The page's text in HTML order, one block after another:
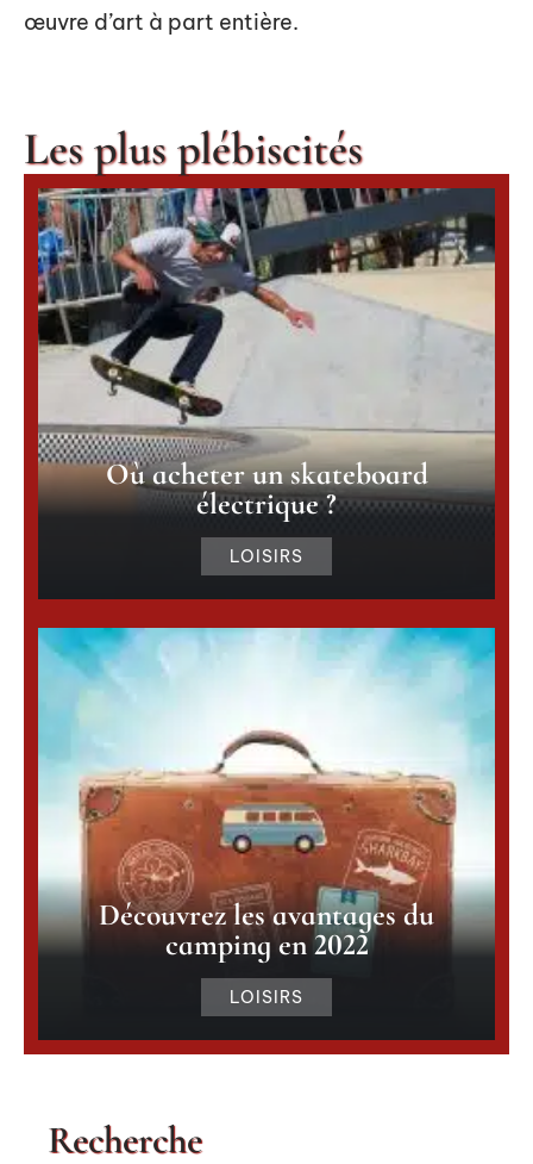
œuvre d’art à part entière.
Les plus plébiscités
Où acheter un skateboard
électrique ?
LOISIRS
Découvrez les avantages du
camping en 2022
LOISIRS
Recherche